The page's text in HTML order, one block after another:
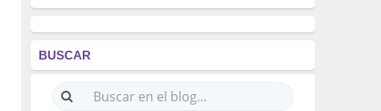
BUSCAR